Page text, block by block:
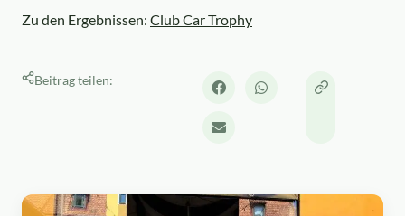
Zu den Ergebnissen: Club Car Trophy
Beitrag teilen: